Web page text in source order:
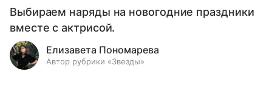
Выбираем наряды на новогодние праздники
вместе с актрисой.
Елизавета Пономарева
Автор рубрики «Звезды»